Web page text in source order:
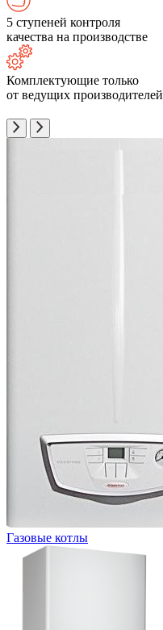
5 ступеней контроля
качества на производстве
Комплектующие только
от ведущих производителей
Газовые котлы